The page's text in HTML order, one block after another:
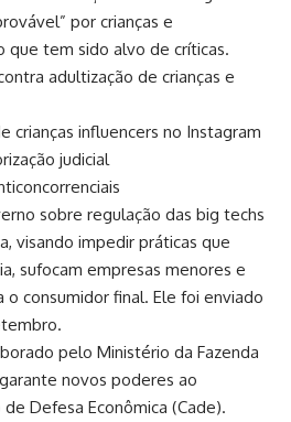
por crianças e
que tem sido alvo de críticas.
adultização de crianças e
crianças influencers no Instagram
judicial
sobre regulação das big techs
visando impedir práticas que
sufocam empresas menores e
o consumidor final. Ele foi enviado
pelo Ministério da Fazenda
novos poderes ao
Defesa Econômica (Cade).